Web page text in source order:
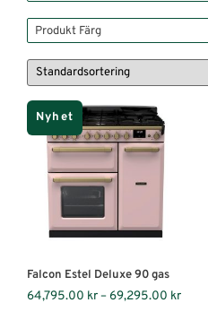
Produkt Färg
Nyhet
Falcon Estel Deluxe 90 gas
64,795.00 kr– 69,295.00 kr